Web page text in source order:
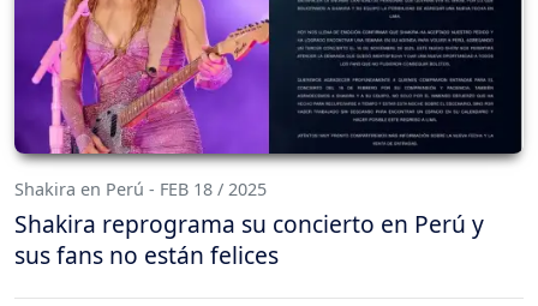
Shakira en Perú - FEB 18 / 2025
Shakira reprograma su concierto en Perú y
sus fans no están felices